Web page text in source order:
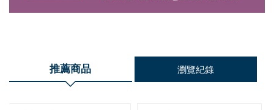
推薦商品 瀏覽紀錄